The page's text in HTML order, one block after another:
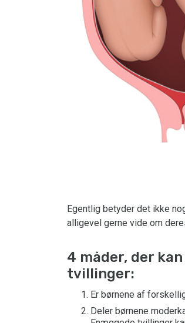
Egentlig betyder det ikke
alligevel gerne vide om
4 måder, der
tvillinger:
Er børnene af
Deler børnene